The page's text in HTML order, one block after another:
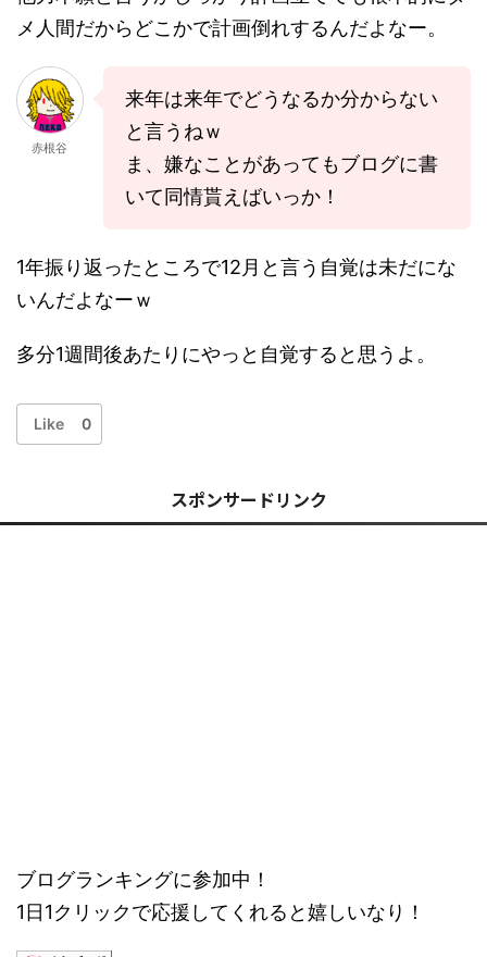
メ人間だからどこかで計画倒れするんだよなー。
赤根谷
来年は来年でどうなるか分からない
と言うねｗ
ま、嫌なことがあってもブログに書
いて同情貰えばいっか！
1年振り返ったところで12月と言う自覚は未だにな
いんだよなーｗ
多分1週間後あたりにやっと自覚すると思うよ。
Like 0
スポンサードリンク
ブログランキングに参加中！
1日1クリックで応援してくれると嬉しいなり！